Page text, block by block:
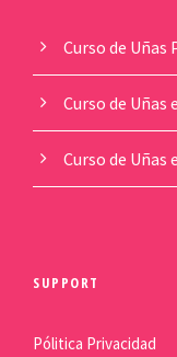
Curso de Uñas
Curso de Uñas
Curso de Uñas
SUPPORT
Pólitica Privacidad